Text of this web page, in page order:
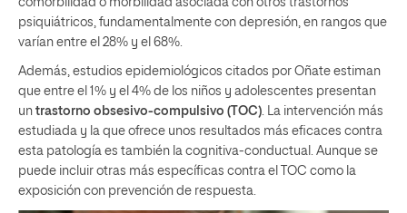
comorbilidad o morbilidad asociada con otros trastornos
psiquiátricos, fundamentalmente con depresión, en rangos que
varían entre el 28% y el 68%.
Además, estudios epidemiológicos citados por Oñate estiman
que entre el 1% y el 4% de los niños y adolescentes presentan
un trastorno obsesivo-compulsivo (TOC). La intervención más
estudiada y la que ofrece unos resultados más eficaces contra
esta patología es también la cognitiva-conductual. Aunque se
puede incluir otras más específicas contra el TOC como la
exposición con prevención de respuesta.